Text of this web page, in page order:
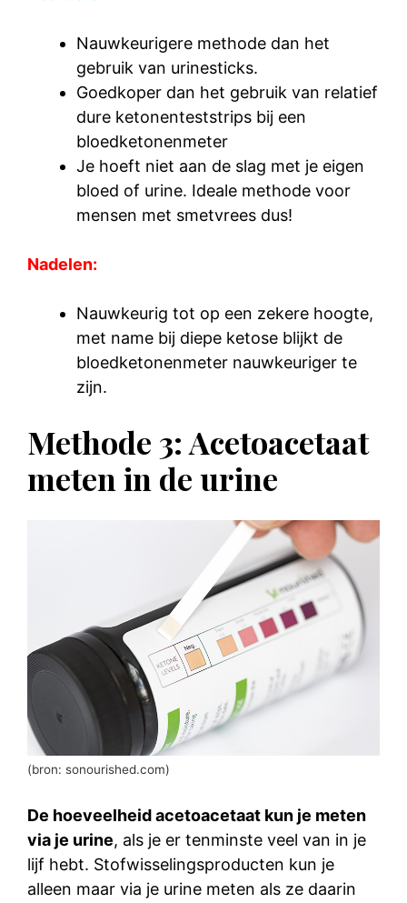
Nauwkeurigere methode dan het
gebruik van urinesticks.
Goedkoper dan het gebruik van relatief
dure ketonenteststrips bij een
bloedketonenmeter
Je hoeft niet aan de slag met je eigen
bloed of urine. Ideale methode voor
mensen met smetvrees dus!
Nadelen:
Nauwkeurig tot op een zekere hoogte,
met name bij diepe ketose blijkt de
bloedketonenmeter nauwkeuriger te
zijn.
Methode 3: Acetoacetaat
meten in de urine
(bron: sonourished.com)
De hoeveelheid acetoacetaat kun je meten
via je urine, als je er tenminste veel van in je
lijf hebt. Stofwisselingsproducten kun je
alleen maar via je urine meten als ze daarin